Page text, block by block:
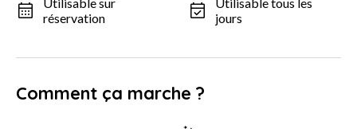
Utilisable sur
réservation
Utilisable tous les
jours
Comment ça marche ?